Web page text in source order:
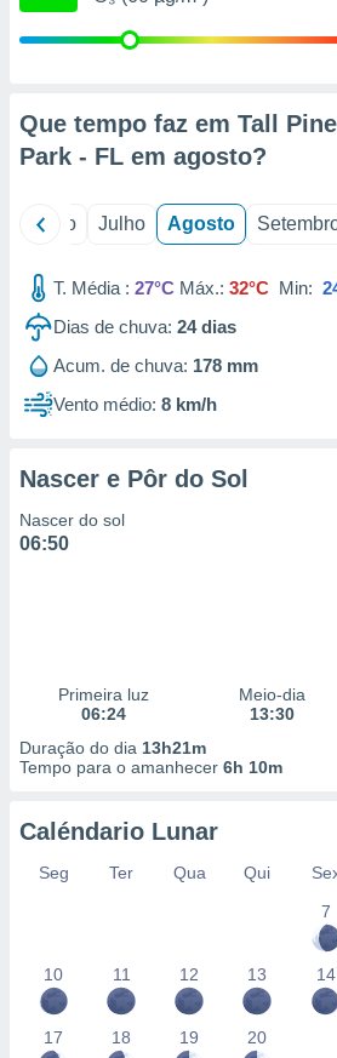
estudos
de
1199
Que tempo faz em Tall
Park - FL em agosto?
Junho Julho Agosto
T. Média : 27°C Máx.: 32°C Min:
Dias de chuva: 24dias
Acum. de chuva: 178 mm
Vento médio: 8 km/h
Nascer e Pôr do Sol
Nascer do sol
06:50
Primeira luz
06:24
Meio-dia
13:30
Duração do dia 13h21m
Tempo para o amanhecer 6h 10m
Caléndario Lunar
Seg Ter Qua Qui
7
10 11 12 13 14
17 18 19 20